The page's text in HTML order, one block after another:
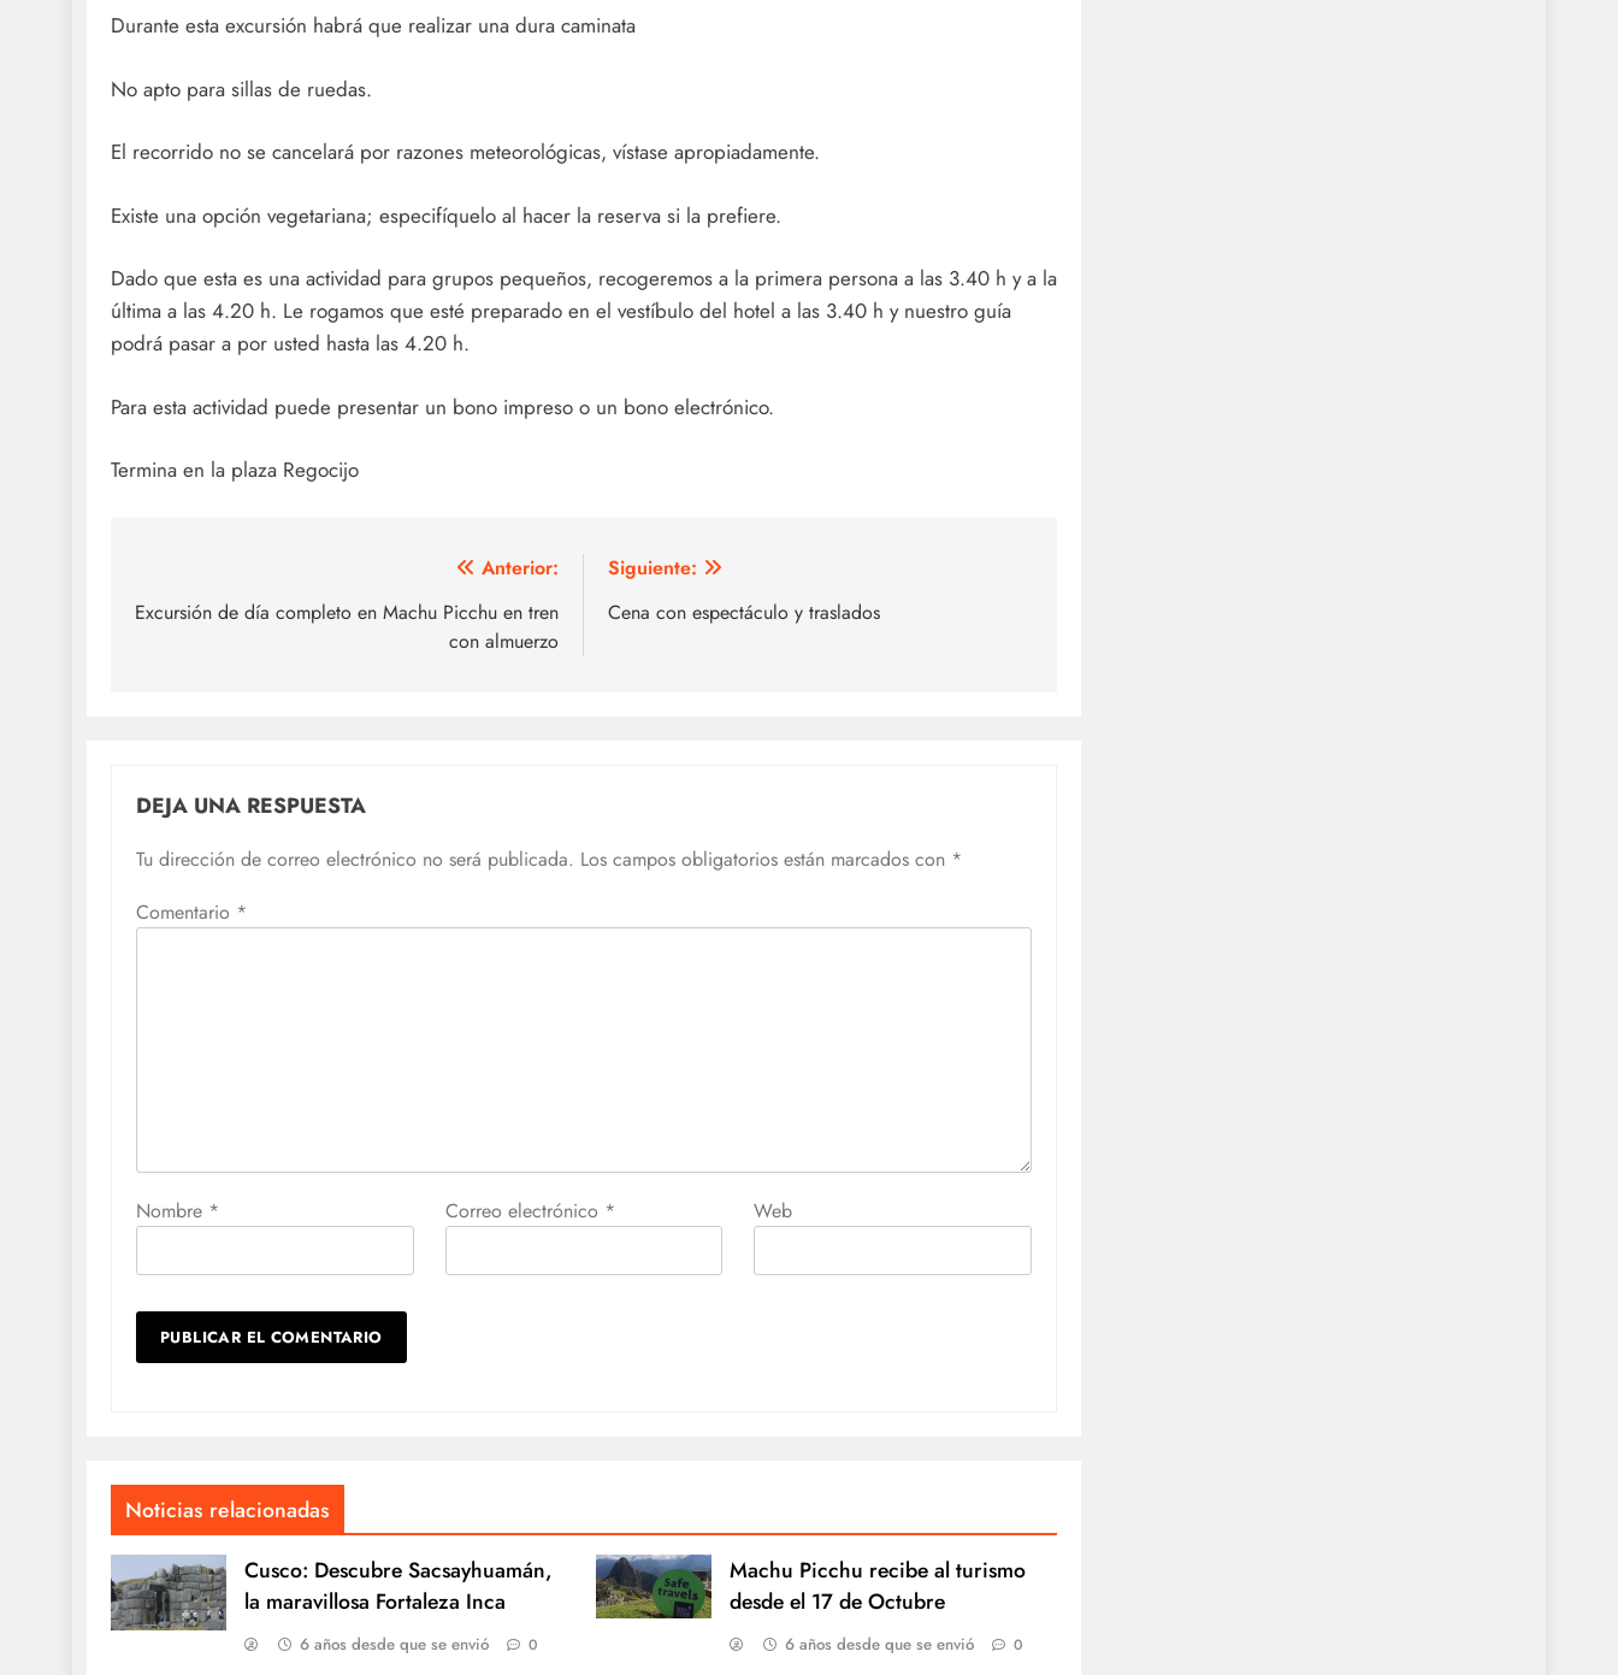
Durante esta excursión habrá que realizar una dura caminata
No apto para sillas de ruedas.
El recorrido no se cancelará por razones meteorológicas, vístase apropiadamente.
Existe una opción vegetariana; especifíquelo al hacer la reserva si la prefiere.
Dado que esta es una actividad para grupos pequeños, recogeremos a la primera persona a las 3.40 h y a la
última a las 4.20 h. Le rogamos que esté preparado en el vestíbulo del hotel a las 3.40 h y nuestro guía
podrá pasar a por usted hasta las 4.20 h.
Para esta actividad puede presentar un bono impreso o un bono electrónico.
Termina en la plaza Regocijo
de
Anterior:
Excursión de día completo en Machu Picchu en tren
con almuerzo
Siguiente:
Cena con espectáculo y traslados
DEJA UNA RESPUESTA
Tu dirección de correo electrónico no será publicada. Los campos obligatorios están marcados con *
Comentario *
Nombre * Correo electrónico * Web
Noticias relacionadas
Cusco: Descubre Sacsayhuamán,
la maravillosa Fortaleza Inca
6 años desde que se envió 0
Machu Picchu recibe al turismo
desde el 17 de Octubre
6 años desde que se envió 0